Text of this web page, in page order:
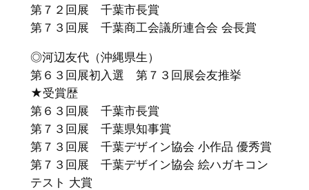
第７２回展 千葉市長賞
第７３回展 千葉商工会議所連合会 会長賞
◎河辺友代（沖縄県生）
第６３回展初入選 第７３回展会友推挙
★受賞歴
第６３回展 千葉市長賞
第７３回展 千葉県知事賞
第７３回展 千葉デザイン協会 小作品 優秀賞
第７３回展 千葉デザイン協会 絵ハガキコン
テスト 大賞